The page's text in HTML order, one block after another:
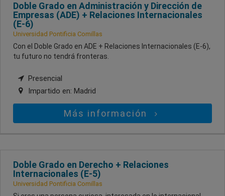
Doble Grado en Administración y Dirección de
Empresas (ADE) + Relaciones Internacionales
(E-6)
Universidad Pontificia Comillas
Con el Doble Grado en ADE + Relaciones Internacionales (E-6),
tu futuro no tendrá fronteras.
Presencial
Impartido en: Madrid
Más información
Doble Grado en Derecho + Relaciones
Internacionales (E-5)
Universidad Pontificia Comillas